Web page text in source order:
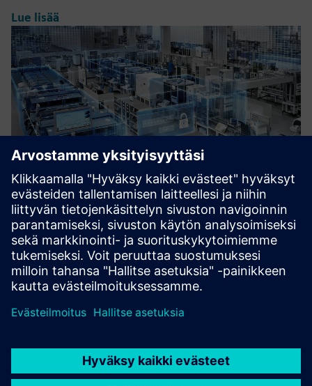
Lue lisää
Demystifying Digital Training
Johdatus digitaaliseen valmistukseen ja teollisuuteen 4.0.
Lue lisää